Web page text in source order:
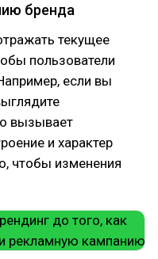
бренда
текущее
пользователи
если вы
вызывает
и характер
чтобы изменения